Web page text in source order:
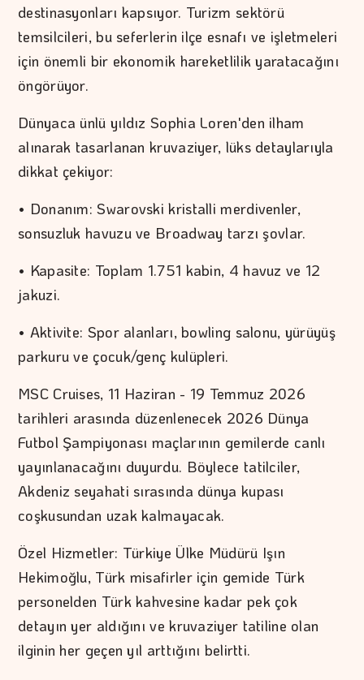
destinasyonları kapsıyor. Turizm sektörü
temsilcileri, bu seferlerin ilçe esnafı ve işletmeleri
için önemli bir ekonomik hareketlilik yaratacağını
öngörüyor.
Dünyaca ünlü yıldız Sophia Loren'den ilham
alınarak tasarlanan kruvaziyer, lüks detaylarıyla
dikkat çekiyor:
• Donanım: Swarovski kristalli merdivenler,
sonsuzluk havuzu ve Broadway tarzı şovlar.
• Kapasite: Toplam 1.751 kabin, 4 havuz ve 12
jakuzi.
• Aktivite: Spor alanları, bowling salonu, yürüyüş
parkuru ve çocuk/genç kulüpleri.
MSC Cruises, 11 Haziran - 19 Temmuz 2026
tarihleri arasında düzenlenecek 2026 Dünya
Futbol Şampiyonası maçlarının gemilerde canlı
yayınlanacağını duyurdu. Böylece tatilciler,
Akdeniz seyahati sırasında dünya kupası
coşkusundan uzak kalmayacak.
Özel Hizmetler: Türkiye Ülke Müdürü Işın
Hekimoğlu, Türk misafirler için gemide Türk
personelden Türk kahvesine kadar pek çok
detayın yer aldığını ve kruvaziyer tatiline olan
ilginin her geçen yıl arttığını belirtti.